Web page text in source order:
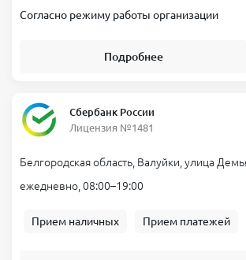
Согласно режиму работы организации
Подробнее
Сбербанк России
Лицензия №1481
Белгородская область, Валуйки, улица
ежедневно, 08:00–19:00
Прием наличных Прием платежей